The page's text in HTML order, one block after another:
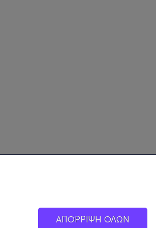
ΑΠΟΡΡΙΨΗ ΟΛΩΝ